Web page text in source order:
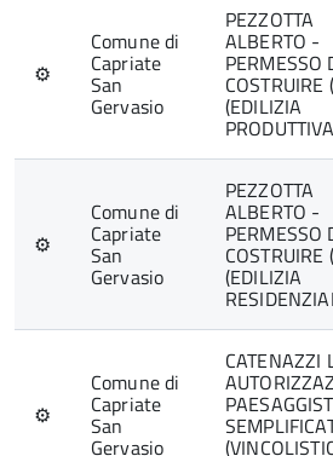
⚙
Comune di
Capriate
San
Gervasio
PEZZOTTA
ALBERTO -
PERMESSO
COSTRUIRE
(EDILIZIA
⚙
Comune di
Capriate
San
Gervasio
PEZZOTTA
ALBERTO -
PERMESSO
COSTRUIRE
(EDILIZIA
⚙
Comune di
Capriate
San
Gervasio
CATENAZZI